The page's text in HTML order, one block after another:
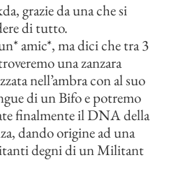
grazie da una che si
di tutto.
amic*, ma dici che tra 3
una zanzara
nell’ambra con al suo
di un Bifo e potremo
finalmente il DNA della
dando origine ad una
degni di un Militant